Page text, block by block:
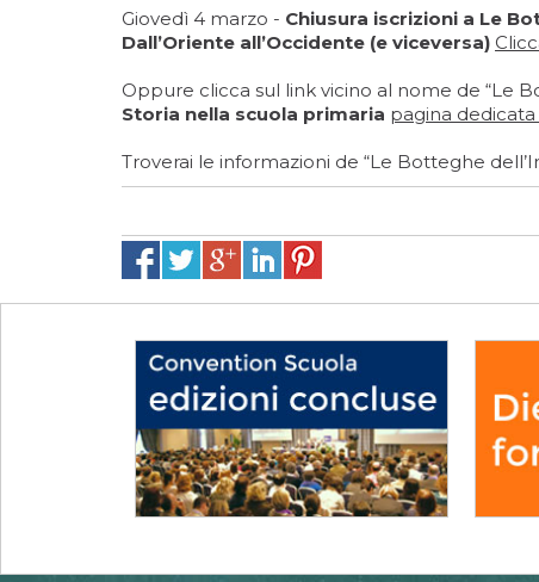
Giovedì 4 marzo - Chiusura iscrizioni a Le
Dall’Oriente all’Occidente (e viceversa)
Oppure clicca sul link vicino al nome de “Le
Storia nella scuola primaria pagina
Troverai le informazioni de “Le Botteghe